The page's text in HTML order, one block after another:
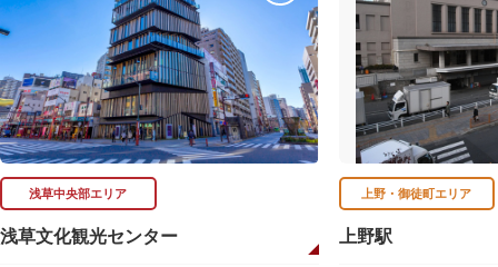
浅草中央部エリア
浅草文化観光センター
上野・御徒町エリア
上野駅